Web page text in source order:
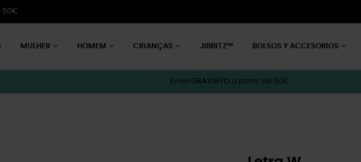
50€
MULHER HOMEM CRIANÇAS JIBBITZ™ BOLSOS Y ACCESORIOS
Envio GRATUITO a partir de 50€.